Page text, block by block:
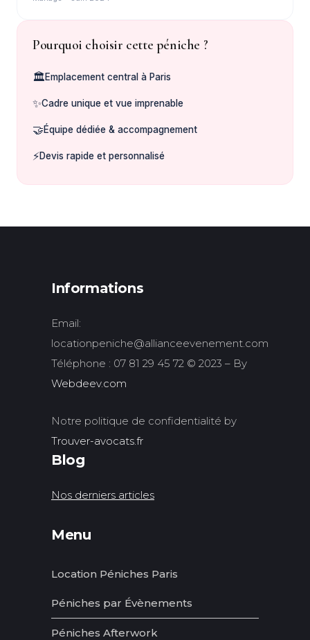
Pourquoi choisir cette péniche ?
🏛️Emplacement central à Paris
✨Cadre unique et vue imprenable
🤝Équipe dédiée & accompagnement
⚡Devis rapide et personnalisé
Informations
Email:
locationpeniche@allianceevenement.com
Téléphone : 07 81 29 45 72 © 2023 – By
Webdeev.com
Notre politique de confidentialité by
Trouver-avocats.fr
Blog
Nos derniers articles
Menu
Location Péniches Paris
Péniches par Évènements
Péniches Afterwork